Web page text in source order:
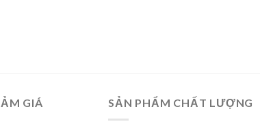
GIÁ SẢN PHẨM CHẤT LƯỢNG